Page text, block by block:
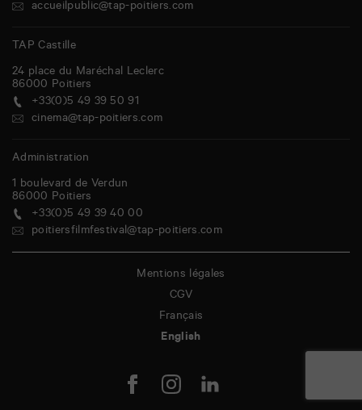
accueilpublic@tap-poitiers.com
TAP Castille
24 place du Maréchal Leclerc
86000 Poitiers
+33(0)5 49 39 50 91
cinema@tap-poitiers.com
Administration
1 boulevard de Verdun
86000 Poitiers
+33(0)5 49 39 40 00
poitiersfilmfestival@tap-poitiers.com
Mentions légales
CGV
Français
English